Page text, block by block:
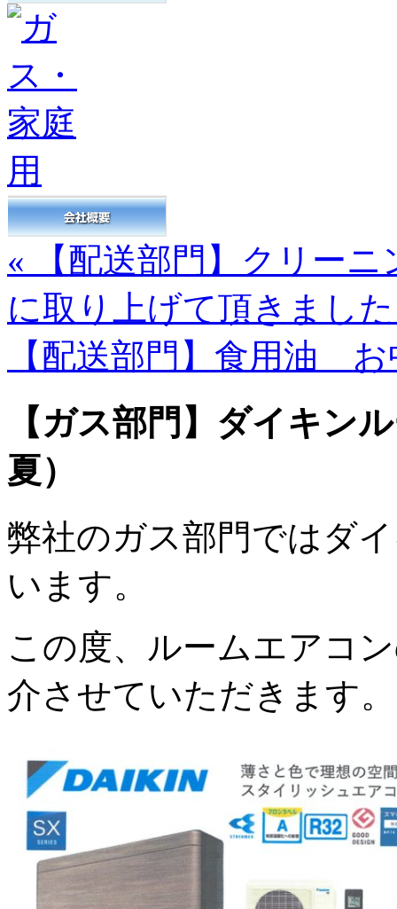
« 【配送部門】クリー
に取り上げて頂きまし
【配送部門】食用油 お
【ガス部門】ダイキン
夏）
弊社のガス部門ではダ
います。
この度、ルームエアコ
介させていただきます。